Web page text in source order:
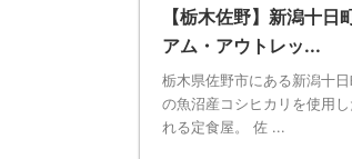
【栃木佐野】新潟十日
アム・アウトレッ...
栃木県佐野市にある新潟十
の魚沼産コシヒカリを使用
れる定食屋。 佐 ...